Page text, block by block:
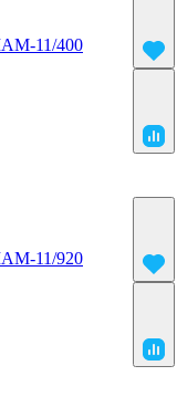
11/400
11/920